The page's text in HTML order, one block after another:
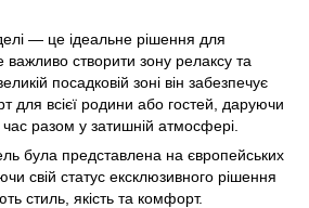
— це ідеальне рішення для
важливо створити зону релаксу та
посадковій зоні він забезпечує
для всієї родини або гостей, даруючи
разом у затишній атмосфері.
була представлена на європейських
свій статус ексклюзивного рішення
стиль, якість та комфорт.